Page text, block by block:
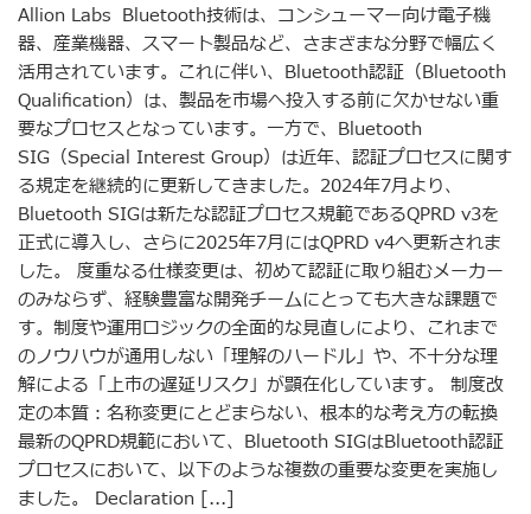
Allion Labs Bluetooth技術は、コンシューマー向け電子機
器、産業機器、スマート製品など、さまざまな分野で幅広く
活用されています。これに伴い、Bluetooth認証（Bluetooth
Qualification）は、製品を市場へ投入する前に欠かせない重
要なプロセスとなっています。一方で、Bluetooth
SIG（Special Interest Group）は近年、認証プロセスに関す
る規定を継続的に更新してきました。2024年7月より、
Bluetooth SIGは新たな認証プロセス規範であるQPRD v3を
正式に導入し、さらに2025年7月にはQPRD v4へ更新されま
した。 度重なる仕様変更は、初めて認証に取り組むメーカー
のみならず、経験豊富な開発チームにとっても大きな課題で
す。制度や運用ロジックの全面的な見直しにより、これまで
のノウハウが通用しない「理解のハードル」や、不十分な理
解による「上市の遅延リスク」が顕在化しています。 制度改
定の本質：名称変更にとどまらない、根本的な考え方の転換
最新のQPRD規範において、Bluetooth SIGはBluetooth認証
プロセスにおいて、以下のような複数の重要な変更を実施し
ました。 Declaration [...]